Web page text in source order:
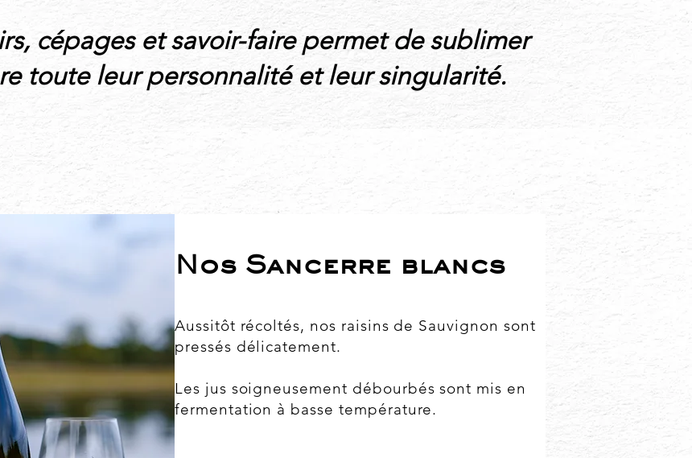
cépages et savoir-faire permet de sublimer
toute leur personnalité et leur singularité.
Nos Sancerre blancs
Aussitôt récoltés, nos raisins de Sauvignon sont
pressés délicatement.
Les jus soigneusement débourbés sont mis en
fermentation à basse température.